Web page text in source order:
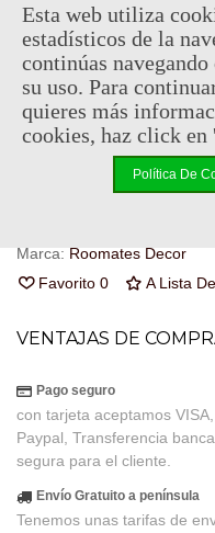
Código
Al comprar este producto
fidelidad. Su cesta sera de
puede convertir en un
Marca: Roomates Decor
Favorito 0 A Lista
VENTAJAS DE
Pago seguro
con tarjeta aceptamos
Paypal, Transferencia
segura para el cliente.
Envío Gratuito a península
Tenemos unas tarifas de
Esta web utiliza
estadísticos de la
continúas
su uso. Para
quieres más
cookies, haz click
Política De